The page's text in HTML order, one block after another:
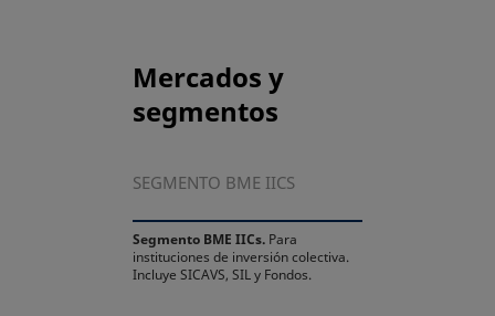
Mercados y
segmentos
SEGMENTO BME IICS
Segmento BME IICs. Para
instituciones de inversión colectiva.
Incluye SICAVS, SIL y Fondos.